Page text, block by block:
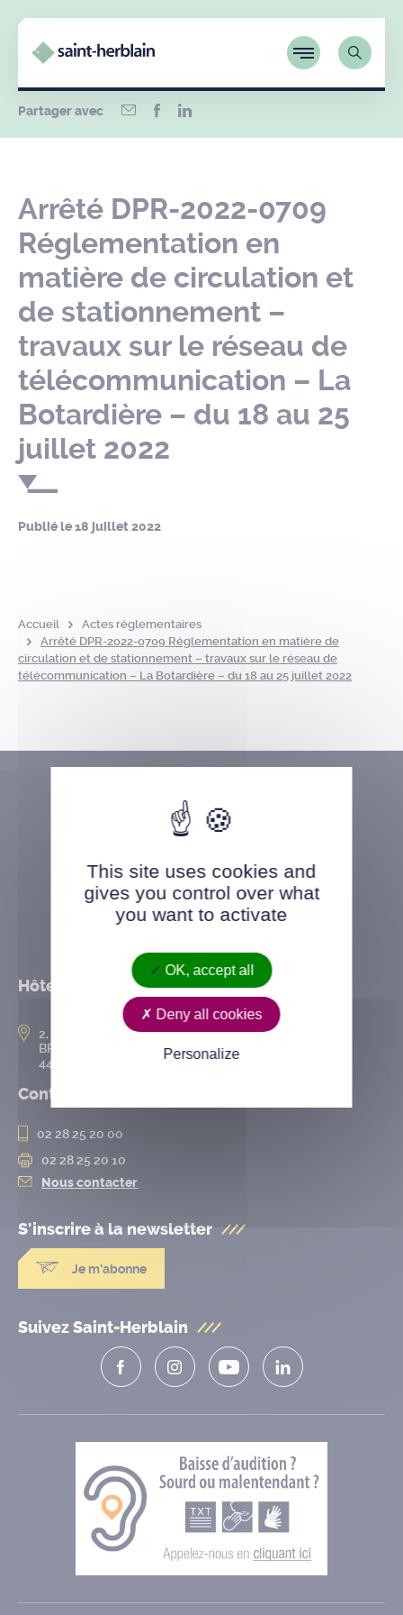
Partager avec
Arrêté DPR-2022-0709
Réglementation en
matière de circulation et
de stationnement –
travaux sur le réseau de
télécommunication – La
Botardière – du 18 au 25
juillet 2022
Publié le18 juillet 2022
Accueil
Actes réglementaires
Arrêté DPR-2022-0709 Réglementation en matière de
circulation et de stationnement – travaux sur le réseau de
télécommunication – La Botardière – du 18 au 25 juillet 2022
Hôtel de ville
2, rue de l’Hôtel-de-Ville
BP 50167
44802 Saint-Herblain cedex
Contact
02 28 25 20 00
02 28 25 20 10
Nous contacter
S'inscrire à la newsletter
Je m'abonne
Suivez Saint-Herblain
This site uses cookies and
gives you control over what
you want to activate
OK, accept all
Deny all cookies
Personalize